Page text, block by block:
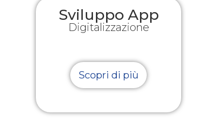
Sviluppo App
Digitalizzazione
Scopri di più